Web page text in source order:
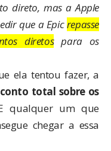
direto, mas a Apple
que a Epicrepasse
diretospara os
ela tentou fazer, a
total sobre os
qualquer um que
chegar a essa